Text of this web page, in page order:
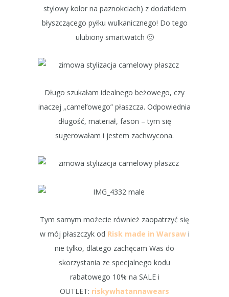
stylowy kolor na paznokciach) z dodatkiem
błyszczącego pyłku wulkanicznego! Do tego
ulubiony smartwatch 🙂
Długo szukałam idealnego beżowego, czy
inaczej „camel’owego” płaszcza. Odpowiednia
długość, materiał, fason – tym się
sugerowałam i jestem zachwycona.
Tym samym możecie również zaopatrzyć się
w mój płaszczyk od Risk made in Warsawi
nie tylko, dlatego zachęcam Was do
skorzystania ze specjalnego kodu
rabatowego 10% na SALE i
OUTLET: riskywhatannawears